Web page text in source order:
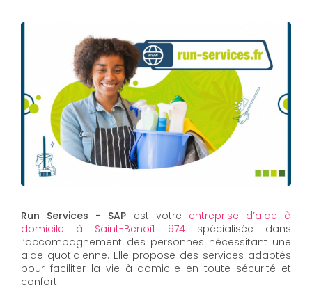
Run Services - SAP est votre entreprise d’aide à
domicile à Saint-Benoît 974 spécialisée dans
l’accompagnement des personnes nécessitant une
aide quotidienne. Elle propose des services adaptés
pour faciliter la vie à domicile en toute sécurité et
confort.